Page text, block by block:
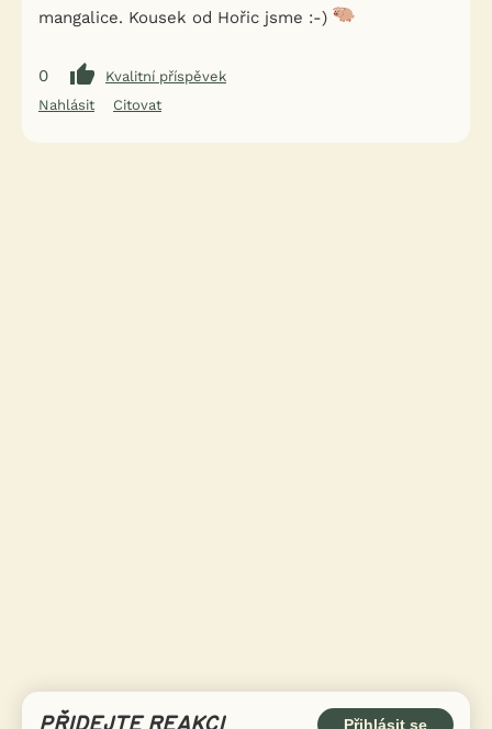
mangalice. Kousek od Hořic jsme :-)
0
Kvalitní příspěvek
Nahlásit
Citovat
PŘIDEJTE REAKCI Přihlásit se